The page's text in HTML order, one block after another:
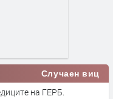
Случаен виц
на ГЕРБ.